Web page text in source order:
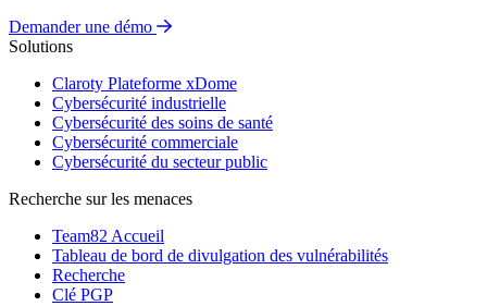
Demander une démo
Solutions
Claroty Plateforme xDome
Cybersécurité industrielle
Cybersécurité des soins de santé
Cybersécurité commerciale
Cybersécurité du secteur public
Recherche sur les menaces
Team82 Accueil
Tableau de bord de divulgation des vulnérabilités
Recherche
Clé PGP